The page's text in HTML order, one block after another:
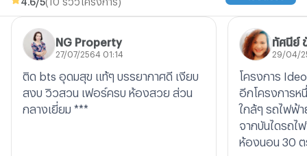
NG Property
27/07/2564 01:14
ติด bts อุดมสุข แท้ๆ บรรยากาศดี เงียบ
สงบ วิวสวน เฟอร์ครบ ห้องสวย ส่วน
กลางเยี่ยม ***
ทัศนีย์
29/04/
โครงการ
อีกโครงการห
ใกล้ๆ รถไฟฟ้า
จากบันไดรถไ
ห้องนอน 30 ต